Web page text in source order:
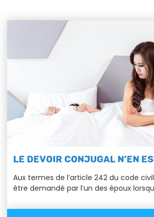
LE DEVOIR CONJUGAL N’EN
Aux termes de l’article 242 du code
être demandé par l’un des époux